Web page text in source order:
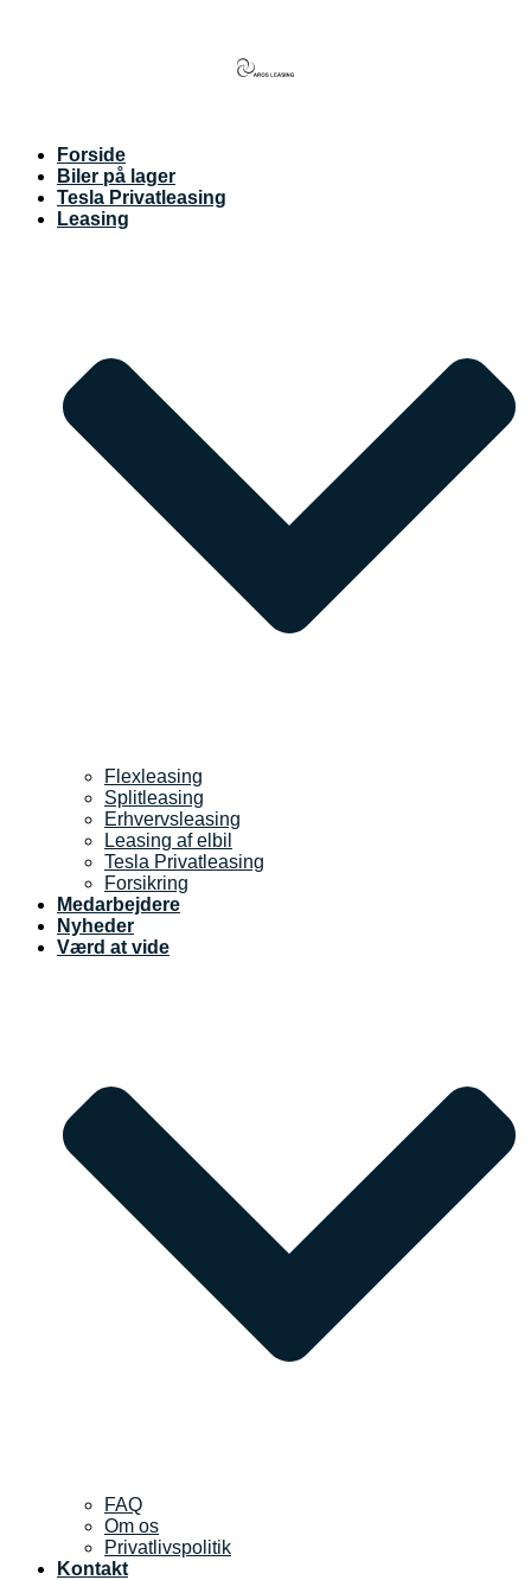
Forside
Biler på lager
Tesla Privatleasing
Leasing
Flexleasing
Splitleasing
Erhvervsleasing
Leasing af elbil
Tesla Privatleasing
Forsikring
Medarbejdere
Nyheder
Værd at vide
FAQ
Om os
Privatlivspolitik
Kontakt